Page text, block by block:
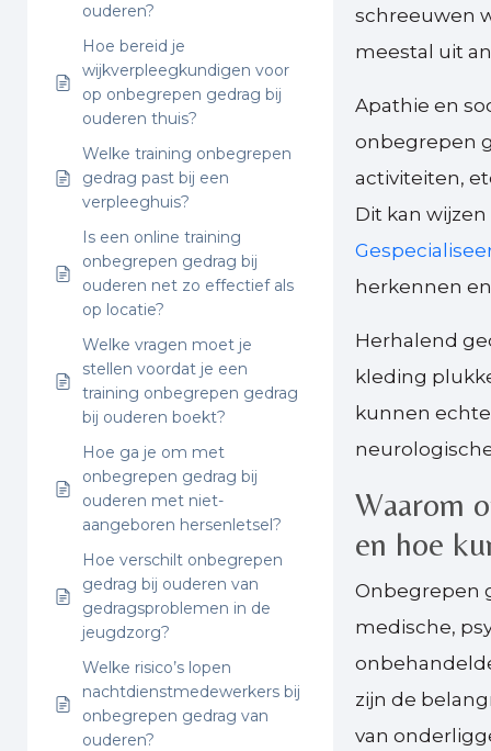
ouderen?
Hoe bereid je
wijkverpleegkundigen voor
op onbegrepen gedrag bij
ouderen thuis?
Welke training onbegrepen
gedrag past bij een
verpleeghuis?
Is een online training
onbegrepen gedrag bij
ouderen net zo effectief als
op locatie?
Welke vragen moet je
stellen voordat je een
training onbegrepen gedrag
bij ouderen boekt?
Hoe ga je om met
onbegrepen gedrag bij
ouderen met niet-
aangeboren hersenletsel?
Hoe verschilt onbegrepen
gedrag bij ouderen van
gedragsproblemen in de
jeugdzorg?
Welke risico’s lopen
nachtdienstmedewerkers bij
onbegrepen gedrag van
ouderen?
schreeuwen
meestal uit
Apathie en
onbegrepen
activiteiten,
Dit kan
herkennen
Herhalend
kleding
kunnen
Waarom
en hoe
Onbegrepen
medische,
zijn de
van